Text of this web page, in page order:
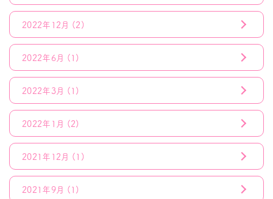
2022年12月 (2)
2022年6月 (1)
2022年3月 (1)
2022年1月 (2)
2021年12月 (1)
2021年9月 (1)